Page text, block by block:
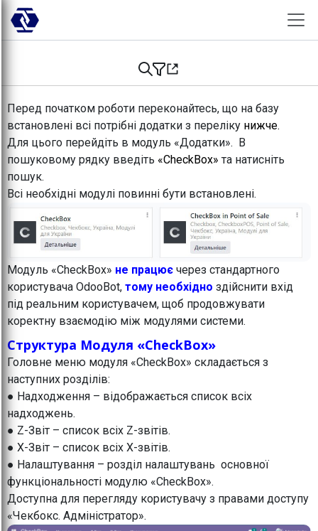
Skip to Content
Перед початком роботи переконайтесь, що на базу
встановлені всі потрібні додатки з переліку нижче.
Для цього перейдіть в модуль «Додатки». В
пошуковому рядку введіть «CheckBox» та натисніть
пошук.
Всі необхідні модулі повинні бути встановлені.
Модуль «CheckBox» не працює через стандартного
користувача OdooBot, тому необхідно здійснити вхід
під реальним користувачем, щоб продовжувати
коректну взаємодію між модулями системи.
Структура Модуля «CheckBox»
Головне меню модуля «CheckBox» складається з
наступних розділів:
● Надходження – відображається список всіх
надходжень.
● Z-Звіт – список всіх Z-звітів.
● X-Звіт – список всіх X-звітів.
● Налаштування – розділ налаштувань основної
функціональності модулю «CheckBox».
Доступна для перегляду користувачу з правами доступу
«Чекбокс. Адміністратор».